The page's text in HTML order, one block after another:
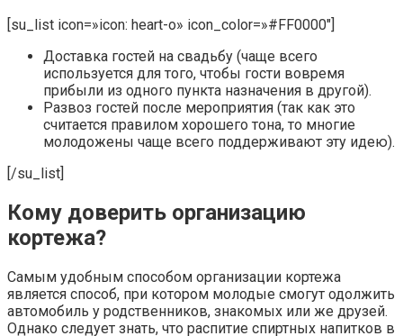
[su_list icon=»icon: heart-o» icon_color=»#FF0000″]
Доставка гостей на свадьбу (чаще всего
используется для того, чтобы гости вовремя
прибыли из одного пункта назначения в другой).
Развоз гостей после мероприятия (так как это
считается правилом хорошего тона, то многие
молодожены чаще всего поддерживают эту идею).
[/su_list]
Кому доверить организацию
кортежа?
Самым удобным способом организации кортежа
является способ, при котором молодые смогут одолжить
автомобиль у родственников, знакомых или же друзей.
Однако следует знать, что распитие спиртных напитков в